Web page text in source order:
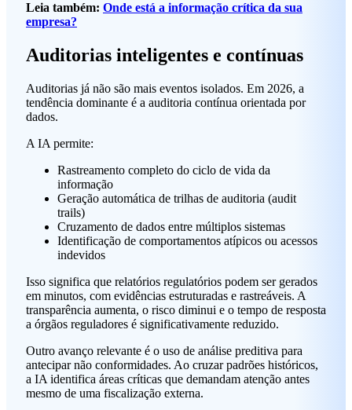
Leia também: Onde está a informação crítica da sua
empresa?
Auditorias inteligentes e contínuas
Auditorias já não são mais eventos isolados. Em 2026, a
tendência dominante é a auditoria contínua orientada por
dados.
A IA permite:
Rastreamento completo do ciclo de vida da
informação
Geração automática de trilhas de auditoria (audit
trails)
Cruzamento de dados entre múltiplos sistemas
Identificação de comportamentos atípicos ou acessos
indevidos
Isso significa que relatórios regulatórios podem ser gerados
em minutos, com evidências estruturadas e rastreáveis. A
transparência aumenta, o risco diminui e o tempo de resposta
a órgãos reguladores é significativamente reduzido.
Outro avanço relevante é o uso de análise preditiva para
antecipar não conformidades. Ao cruzar padrões históricos,
a IA identifica áreas críticas que demandam atenção antes
mesmo de uma fiscalização externa.